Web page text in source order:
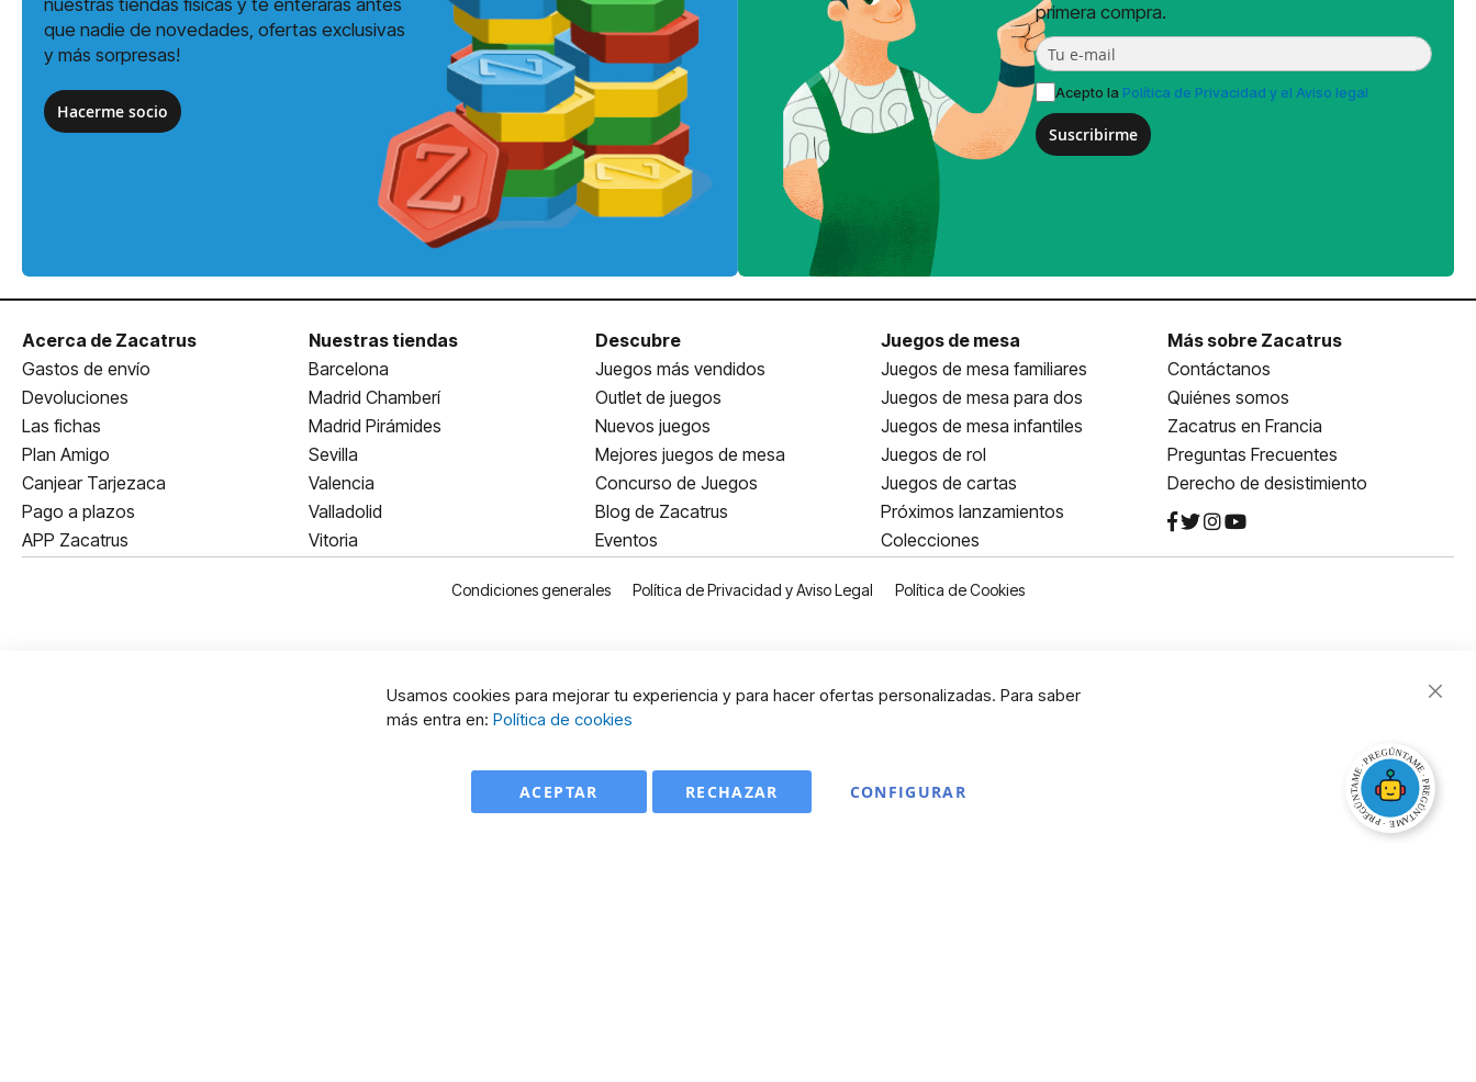
nuestras tiendas físicas y te enterarás antes
que nadie de novedades, ofertas exclusivas
y más sorpresas!
Hacerme socio
primera compra.
Acepto la Política de Privacidad y el Aviso legal
Suscribirme
Acerca de Zacatrus
Gastos de envío
Devoluciones
Las fichas
Plan Amigo
Canjear Tarjezaca
Pago a plazos
APP Zacatrus
Nuestras tiendas
Barcelona
Madrid Chamberí
Madrid Pirámides
Sevilla
Valencia
Valladolid
Vitoria
Descubre
Juegos más vendidos
Outlet de juegos
Nuevos juegos
Mejores juegos de mesa
Concurso de Juegos
Blog de Zacatrus
Eventos
Juegos de mesa
Juegos de mesa familiares
Juegos de mesa para dos
Juegos de mesa infantiles
Juegos de rol
Juegos de cartas
Próximos lanzamientos
Colecciones
Más sobre Zacatrus
Contáctanos
Quiénes somos
Zacatrus en Francia
Preguntas Frecuentes
Derecho de desistimiento
Condiciones generales Política de Privacidad y Aviso Legal Política de Cookies
Usamos cookies para mejorar tu experiencia y para hacer ofertas personalizadas. Para saber
más entra en: Política de cookies
ACEPTAR CONFIGURAR
RECHAZAR